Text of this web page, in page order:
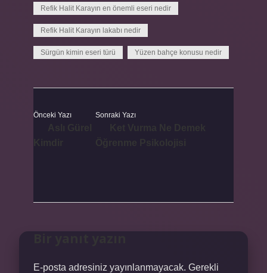
Refik Halit Karayın en önemli eseri nedir
Refik Halit Karayın lakabı nedir
Sürgün kimin eseri türü Yüzen bahçe konusu nedir
Önceki Yazı Sonraki Yazı
E-posta adresiniz yayınlanmayacak. Gerekli